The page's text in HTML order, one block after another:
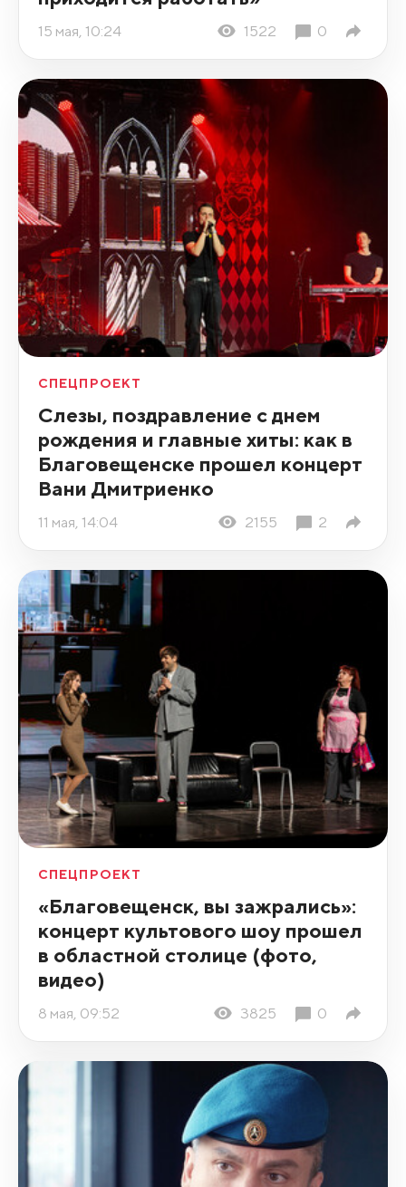
15 мая, 10:24 1522 0
СПЕЦПРОЕКТ
Слезы, поздравление с днем
рождения и главные хиты: как в
Благовещенске прошел концерт
Вани Дмитриенко
11 мая, 14:04 2155 2
СПЕЦПРОЕКТ
«Благовещенск, вы зажрались»:
концерт культового шоу прошел
в областной столице (фото,
видео)
8 мая, 09:52 3825 0